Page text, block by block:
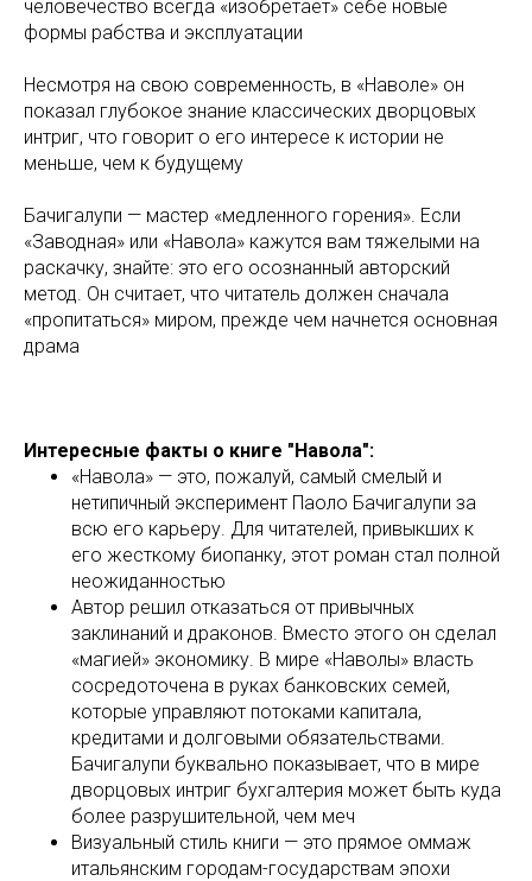
человечество всегда «изобретает» себе новые
формы рабства и эксплуатации
Несмотря на свою современность, в «Наволе» он
показал глубокое знание классических дворцовых
интриг, что говорит о его интересе к истории не
меньше, чем к будущему
Бачигалупи — мастер «медленного горения». Если
«Заводная» или «Навола» кажутся вам тяжелыми на
раскачку, знайте: это его осознанный авторский
метод. Он считает, что читатель должен сначала
«пропитаться» миром, прежде чем начнется основная
драма
Интересные факты о книге "Навола":
«Навола» — это, пожалуй, самый смелый и
нетипичный эксперимент Паоло Бачигалупи за
всю его карьеру. Для читателей, привыкших к
его жесткому биопанку, этот роман стал полной
неожиданностью
Автор решил отказаться от привычных
заклинаний и драконов. Вместо этого он сделал
«магией» экономику. В мире «Наволы» власть
сосредоточена в руках банковских семей,
которые управляют потоками капитала,
кредитами и долговыми обязательствами.
Бачигалупи буквально показывает, что в мире
дворцовых интриг бухгалтерия может быть куда
более разрушительной, чем меч
Визуальный стиль книги — это прямое оммаж
итальянским городам-государствам эпохи